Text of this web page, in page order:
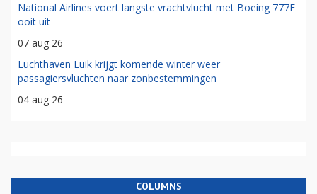
National Airlines voert langste vrachtvlucht met Boeing 777F
ooit uit
07 aug 26
Luchthaven Luik krijgt komende winter weer
passagiersvluchten naar zonbestemmingen
04 aug 26
COLUMNS